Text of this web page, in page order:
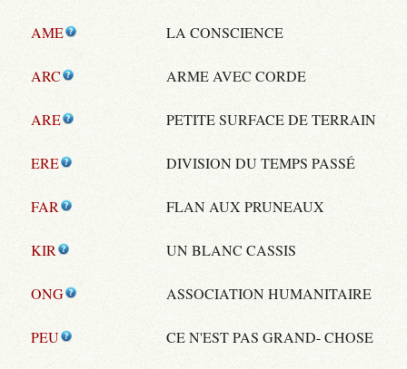
AME LA CONSCIENCE
ARC ARME AVEC CORDE
ARE PETITE SURFACE DE TERRAIN
ERE DIVISION DU TEMPS PASSÉ
FAR FLAN AUX PRUNEAUX
KIR UN BLANC CASSIS
ONG ASSOCIATION HUMANITAIRE
PEU CE N'EST PAS GRAND- CHOSE